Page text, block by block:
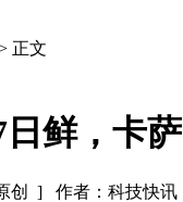
正文
鲜，卡
创 ] 作者：科技快讯